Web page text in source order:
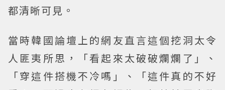
都清晰可見。
當時韓國論壇上的網友直言這個挖洞太令
人匪夷所思，「看起來太破破爛爛了」、
「穿這件搭機不冷嗎」、「這件真的不好